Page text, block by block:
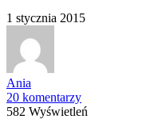
1 stycznia 2015
Ania
20 komentarzy
582 Wyświetleń